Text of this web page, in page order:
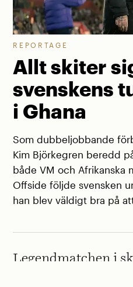
REPORTAGE
Allt skiter
svenskens
i Ghana
Som dubbeljobbande
Kim Björkegren beredd
både VM och Afrikanska
Offside följde svensken
han blev väldigt bra på
Legendmatchen i